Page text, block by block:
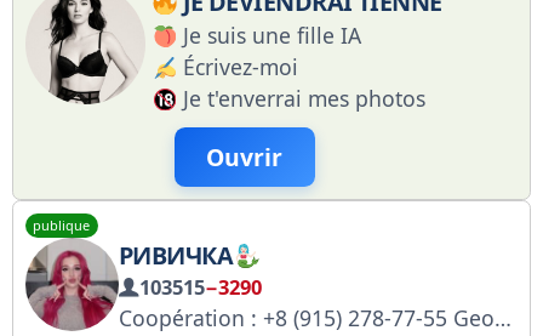
Je suis une fille IA
Écrivez-moi
Je t'enverrai mes photos
Ouvrir
publique
РИВИЧКА
103515−3290
Coopération : +8 (915) 278-77-55 Georgy https://youtube.com/@rivizaya instagram.com/rivi.rivivi https://l.likee.video/p/Bgmyso tiktok.com/@rivivichka vk.com/rivivi_a4 RKN 7571537062 A+ Inclus dans la liste des pages personnelles : https://www.gosuslu